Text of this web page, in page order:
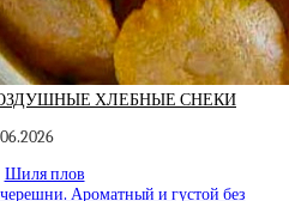
ХЛЕБНЫЕ СНЕКИ
Шиля плов
Ароматный и густой без